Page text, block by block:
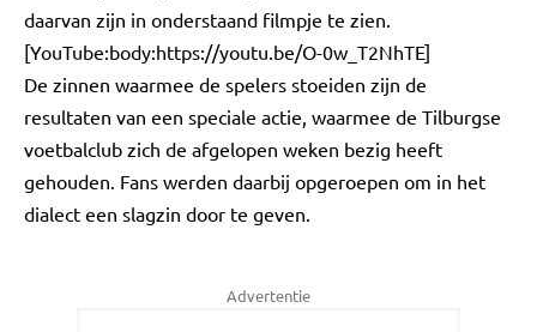
daarvan zijn in onderstaand filmpje te zien.
[YouTube:body:https://youtu.be/O-0w_T2NhTE]
De zinnen waarmee de spelers stoeiden zijn de
resultaten van een speciale actie, waarmee de Tilburgse
voetbalclub zich de afgelopen weken bezig heeft
gehouden. Fans werden daarbij opgeroepen om in het
dialect een slagzin door te geven.
Advertentie